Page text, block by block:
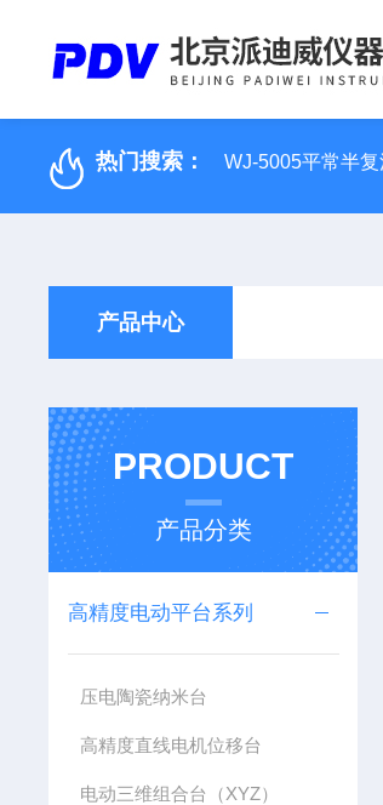
热门搜索： WJ-5005平常半
产品中心
PRODUCT
产品分类
高精度电动平台系列
压电陶瓷纳米台
高精度直线电机位移台
电动三维组合台（XYZ）